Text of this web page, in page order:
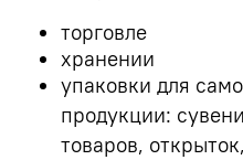
торговле
хранении
упаковки для
продукции:
товаров,